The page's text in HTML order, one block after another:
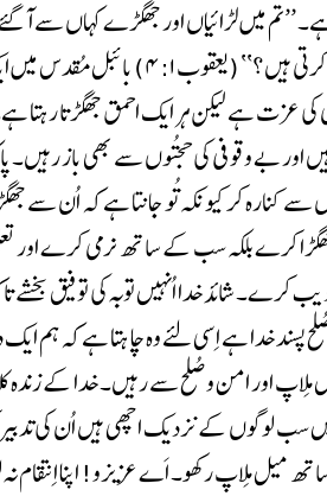
’’تم میں لڑائیاں اور جھگڑے کہاں سے آ
تمہارے اعضا میں فساد کرتی
بے وقوفی کی حجتُوں سے بھی باز رہیں۔
سے کنارہ کر کیونکہ تُو جانتا ہے کہ اُن
کرے بلکہ سب کے ساتھ نرمی کرے اور
خدا صُلح پسند خدا ہے اِسی لئے وہ چاہتا ہے کہ
مِلاپ اور امن و صُلح سے رہیں۔ خدا کے
سب لوگوں کے نزدیک اچھی ہیں اُن کی
مِلاپ رکھو۔ اَے عزیزو! اپنا اِنتقام نہ